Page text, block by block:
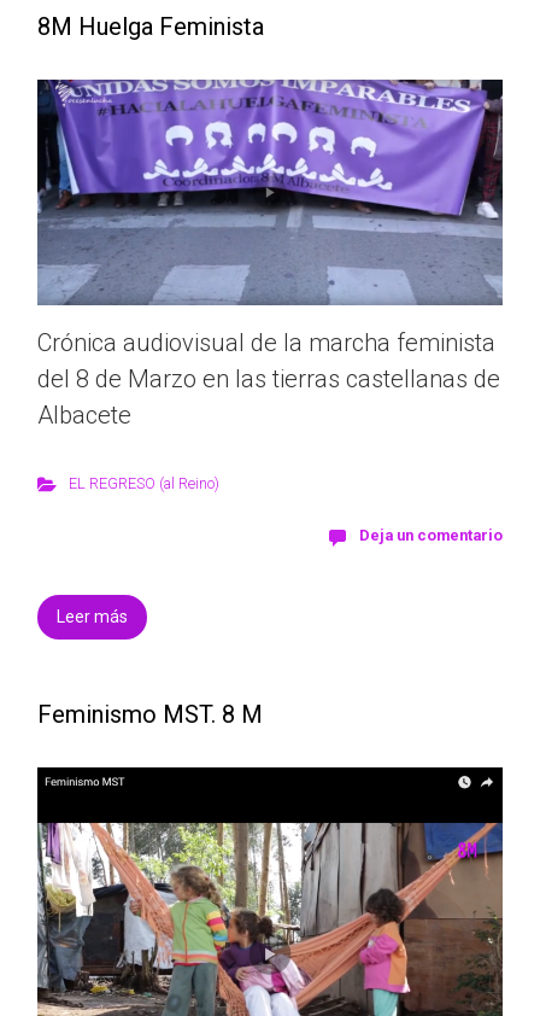
8M Huelga Feminista
Crónica audiovisual de la marcha feminista
del 8 de Marzo en las tierras castellanas de
Albacete
EL REGRESO (al Reino)
Deja un comentario
Leer más
Feminismo MST. 8 M